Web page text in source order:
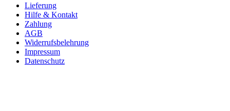
Lieferung
Hilfe & Kontakt
Zahlung
AGB
Widerrufsbelehrung
Impressum
Datenschutz